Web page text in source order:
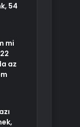
54
mi
az